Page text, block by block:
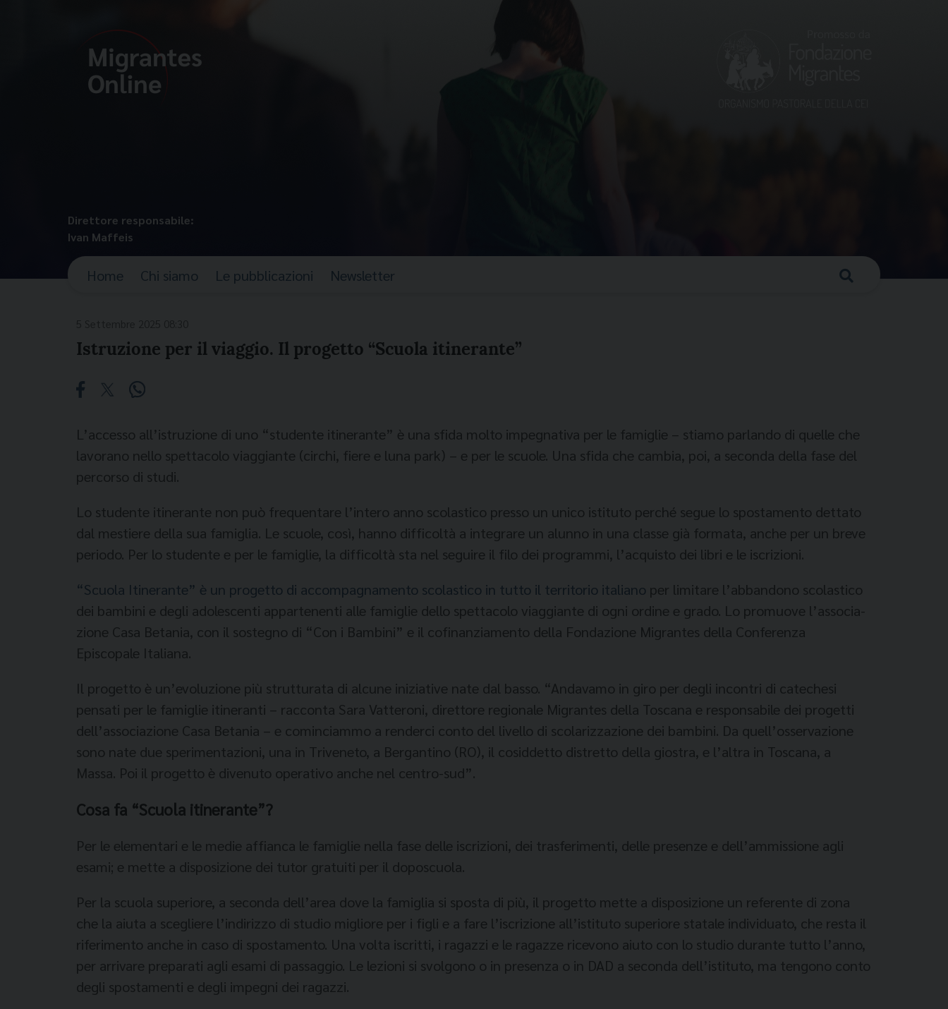
Direttore responsabile:
Ivan Maffeis
Home Chi siamo Le pubblicazioni Newsletter
Istruzione per il viaggio. Il progetto “Scuola itinerante”
L’accesso all’istruzione di uno “studente itinerante” è una sfida molto impe­gnativa per le famiglie – stiamo parlando di quelle che
lavorano nello spettacolo viaggiante (circhi, fiere e luna park) – e per le scuole. Una sfida che cambia, poi, a seconda della fase del
percorso di studi.
Lo studente itinerante non può frequentare l’intero anno sco­lastico presso un unico istituto perché segue lo spostamento dettato
dal mestiere della sua famiglia. Le scuole, così, hanno difficoltà a integrare un alunno in una classe già formata, an­che per un breve
periodo. Per lo studente e per le famiglie, la difficoltà sta nel seguire il filo dei programmi, l’acquisto dei libri e le iscrizioni.
“Scuola Itinerante” è un pro­getto di accompagnamento scolastico in tutto il territorio italiano per limitare l’abban­dono scolastico
dei bambini e degli adolescenti appartenen­ti alle famiglie dello spettaco­lo viaggiante di ogni ordine e grado. Lo promuove l’associa­
zione Casa Betania, con il so­stegno di “Con i Bambini” e il cofinanziamento della Fonda­zione Migrantes della Confe­renza
Episcopale Italiana.
Il progetto è un’evoluzione più strutturata di alcune ini­ziative nate dal basso. “Anda­vamo in giro per degli incon­tri di catechesi
pensati per le famiglie itineranti – racconta Sara Vatteroni, direttore re­gionale Migrantes della Tosca­na e responsabile dei progetti
dell’associazione Casa Betania – e cominciammo a renderci conto del livello di scolarizza­zione dei bambini. Da quell’os­servazione
sono nate due spe­rimentazioni, una in Triveneto, a Bergantino (RO), il cosiddet­to distretto della giostra, e l’al­tra in Toscana, a
Massa. Poi il progetto è divenuto operativo anche nel centro-sud”.
Cosa fa “Scuola itinerante”?
Per le elementari e le medie af­fianca le famiglie nella fase del­le iscrizioni, dei trasferimenti, delle presenze e dell’ammis­sione agli
esami; e mette a di­sposizione dei tutor gratuiti per il doposcuola.
Per la scuola superiore, a se­conda dell’area dove la fami­glia si sposta di più, il progetto mette a disposizione un re­ferente di zona
che la aiuta a scegliere l’indirizzo di studio migliore per i figli e a fare l’i­scrizione all’istituto superiore statale individuato, che resta il
riferimento anche in caso di spostamento. Una volta iscrit­ti, i ragazzi e le ragazze ri­cevono aiuto con lo studio durante tutto l’anno,
per ar­rivare preparati agli esami di passaggio. Le lezioni si svolgo­no o in presenza o in DAD a se­conda dell’istituto, ma tengo­no conto
degli spostamenti e degli impegni dei ragazzi.